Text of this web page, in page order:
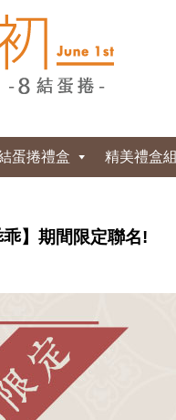
蛋捲禮盒 精美禮盒組
乖】期間限定聯名!